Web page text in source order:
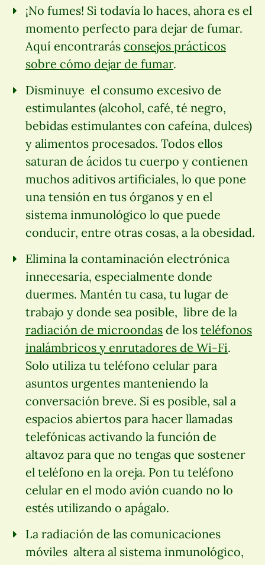
¡No fumes! Si todavía lo haces, ahora es el
momento perfecto para dejar de fumar.
Aquí encontrarás consejos prácticos
sobre cómo dejar de fumar.
Disminuye el consumo excesivo de
estimulantes (alcohol, café, té negro,
bebidas estimulantes con cafeína, dulces)
y alimentos procesados. Todos ellos
saturan de ácidos tu cuerpo y contienen
muchos aditivos artificiales, lo que pone
una tensión en tus órganos y en el
sistema inmunológico lo que puede
conducir, entre otras cosas, a la obesidad.
Elimina la contaminación electrónica
innecesaria, especialmente donde
duermes. Mantén tu casa, tu lugar de
trabajo y donde sea posible, libre de la
radiación de microondas de los teléfonos
inalámbricos y enrutadores de Wi-Fi.
Solo utiliza tu teléfono celular para
asuntos urgentes manteniendo la
conversación breve. Si es posible, sal a
espacios abiertos para hacer llamadas
telefónicas activando la función de
altavoz para que no tengas que sostener
el teléfono en la oreja. Pon tu teléfono
celular en el modo avión cuando no lo
estés utilizando o apágalo.
La radiación de las comunicaciones
móviles altera al sistema inmunológico,